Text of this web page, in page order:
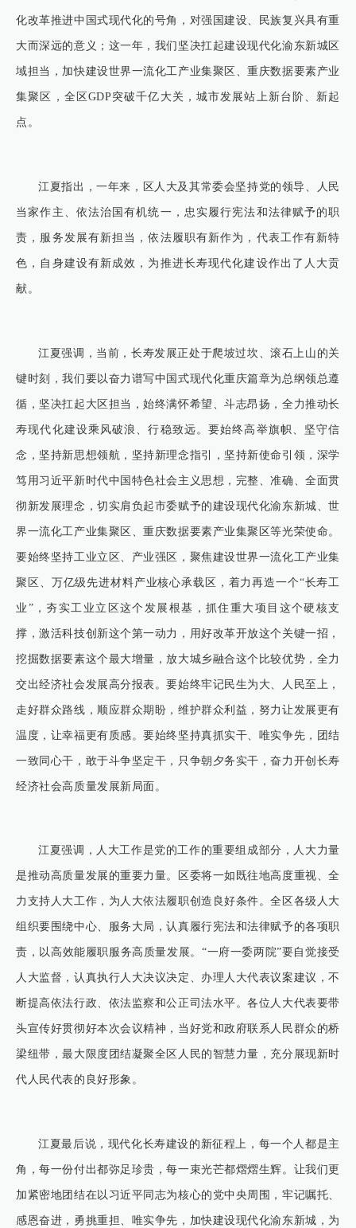
化改革推进中国式现代化的号角，对强国建设、民族复兴具有重
大而深远的意义；这一年，我们坚决扛起建设现代化渝东新城区
域担当，加快建设世界一流化工产业集聚区、重庆数据要素产业
集聚区，全区GDP突破千亿大关，城市发展站上新台阶、新起
点。
江夏指出，一年来，区人大及其常委会坚持党的领导、人民
当家作主、依法治国有机统一，忠实履行宪法和法律赋予的职
责，服务发展有新担当，依法履职有新作为，代表工作有新特
色，自身建设有新成效，为推进长寿现代化建设作出了人大贡
献。
江夏强调，当前，长寿发展正处于爬坡过坎、滚石上山的关
键时刻，我们要以奋力谱写中国式现代化重庆篇章为总纲领总遵
循，坚决扛起大区担当，始终满怀希望、斗志昂扬，全力推动长
寿现代化建设乘风破浪、行稳致远。要始终高举旗帜、坚守信
念，坚持新思想领航，坚持新理念指引，坚持新使命引领，深学
笃用习近平新时代中国特色社会主义思想，完整、准确、全面贯
彻新发展理念，切实肩负起市委赋予的建设现代化渝东新城、世
界一流化工产业集聚区、重庆数据要素产业集聚区等光荣使命。
要始终坚持工业立区、产业强区，聚焦建设世界一流化工产业集
聚区、万亿级先进材料产业核心承载区，着力再造一个“长寿工
业”，夯实工业立区这个发展根基，抓住重大项目这个硬核支
撑，激活科技创新这个第一动力，用好改革开放这个关键一招，
挖掘数据要素这个最大增量，放大城乡融合这个比较优势，全力
交出经济社会发展高分报表。要始终牢记民生为大、人民至上，
走好群众路线，顺应群众期盼，维护群众利益，努力让发展更有
温度，让幸福更有质感。要始终坚持真抓实干、唯实争先，团结
一致同心干，敢于斗争坚定干，只争朝夕务实干，奋力开创长寿
经济社会高质量发展新局面。
江夏强调，人大工作是党的工作的重要组成部分，人大力量
是推动高质量发展的重要力量。区委将一如既往地高度重视、全
力支持人大工作，为人大依法履职创造良好条件。全区各级人大
组织要围绕中心、服务大局，认真履行宪法和法律赋予的各项职
责，以高效能履职服务高质量发展。“一府一委两院”要自觉接受
人大监督，认真执行人大决议决定、办理人大代表议案建议，不
断提高依法行政、依法监察和公正司法水平。各位人大代表要带
头宣传好贯彻好本次会议精神，当好党和政府联系人民群众的桥
梁纽带，最大限度团结凝聚全区人民的智慧力量，充分展现新时
代人民代表的良好形象。
江夏最后说，现代化长寿建设的新征程上，每一个人都是主
角，每一份付出都弥足珍贵，每一束光芒都熠熠生辉。让我们更
加紧密地团结在以习近平同志为核心的党中央周围，牢记嘱托、
感恩奋进，勇挑重担、唯实争先，加快建设现代化渝东新城，为